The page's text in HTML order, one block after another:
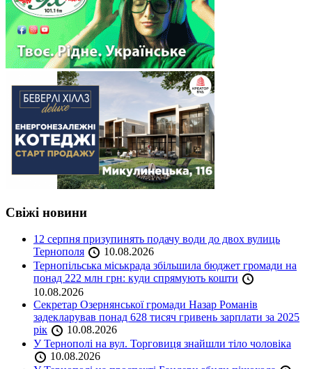
Свіжі новини
12 серпня призупинять подачу води до двох вулиць
Тернополя
10.08.2026
Тернопільська міськрада збільшила бюджет громади на
понад 222 млн грн: куди спрямують кошти
10.08.2026
Секретар Озернянської громади Назар Романів
задекларував понад 628 тисяч гривень зарплати за 2025
рік
10.08.2026
У Тернополі на вул. Торговиця знайшли тіло чоловіка
10.08.2026